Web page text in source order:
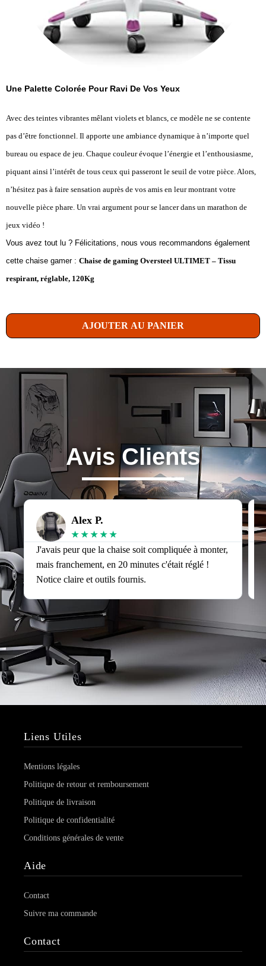
Une Palette Colorée Pour Ravi De Vos Yeux
Avec des teintes vibrantes mêlant violets et blancs, ce modèle ne se contente
pas d’être fonctionnel. Il apporte une ambiance dynamique à n’importe quel
bureau ou espace de jeu. Chaque couleur évoque l’énergie et l’enthousiasme,
piquant ainsi l’intérêt de tous ceux qui passeront le seuil de votre pièce. Alors,
n’hésitez pas à faire sensation auprès de vos amis en leur montrant votre
nouvelle pièce phare. Un vrai argument pour se lancer dans un marathon de
jeux vidéo !
Vous avez tout lu ? Félicitations, nous vous recommandons également
cette chaise gamer : Chaise de gaming Oversteel ULTIMET – Tissu
respirant, réglable, 120Kg
AJOUTER AU PANIER
Avis Clients
Alex P.
★ ★ ★ ★ ★
J'avais peur que la chaise soit compliquée à monter,
mais franchement, en 20 minutes c'était réglé !
Notice claire et outils fournis.
Liens Utiles
Mentions légales
Politique de retour et remboursement
Politique de livraison
Politique de confidentialité
Conditions générales de vente
Aide
Contact
Suivre ma commande
Contact